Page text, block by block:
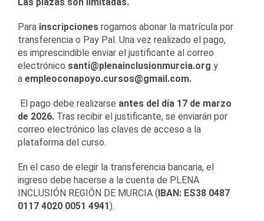
Para inscripciones rogamos abonar la matrícula por
transferencia o Pay Pal. Una vez realizado el pago,
es imprescindible enviar el justificante al correo
electrónico santi@plenainclusionmurcia.org y
a empleoconapoyo.cursos@gmail.com.
El pago debe realizarse antes del día 17 de marzo
de 2026. Tras recibir el justificante, se enviarán por
correo electrónico las claves de acceso a la
plataforma del curso.
En el caso de elegir la transferencia bancaria, el
ingreso debe hacerse a la cuenta de PLENA
INCLUSIÓN REGIÓN DE MURCIA (IBAN: ES38 0487
0117 4020 0051 4941).